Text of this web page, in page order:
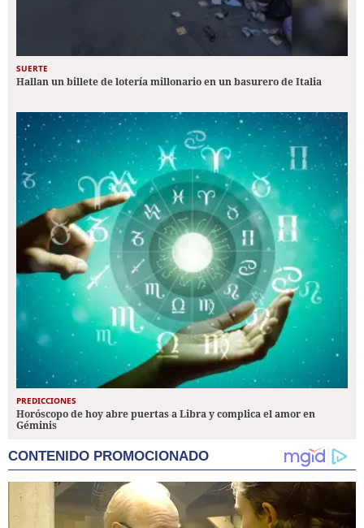
SUERTE
Hallan un billete de lotería millonario en un basurero de Italia
PREDICCIONES
Horóscopo de hoy abre puertas a Libra y complica el amor en
Géminis
CONTENIDO PROMOCIONADO